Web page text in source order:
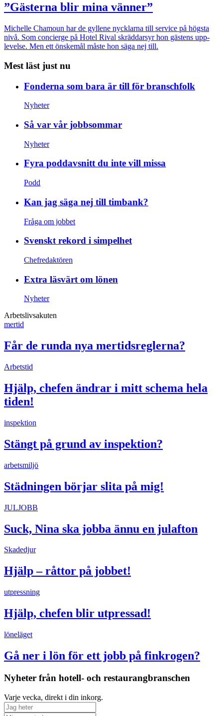
”Gästerna blir mina vänner”
Michelle Chamoun har de gyllene nycklarna till service på högsta
nivå. Som concierge på Hotel Rival skräddarsyr hon gästens upp­
levelse. Men ett önskemål måste hon säga nej till.
Mest läst just nu
Fonderna som bara är till för branschfolk
Nyheter
Så var vår jobbsommar
Nyheter
Fyra poddavsnitt du inte vill missa
Podd
Kan jag säga nej till timbank?
Fråga om jobbet
Svenskt rekord i simpelhet
Chefredaktören
Extra läsvärt om lönen
Nyheter
Arbetslivsakuten
mertid
Får de runda nya mertidsreglerna?
Arbetstid
Hjälp, chefen ändrar i mitt schema hela
tiden!
inspektion
Stängt på grund av inspektion?
arbetsmiljö
Städningen börjar slita på mig!
JULJOBB
Suck, Nina ska jobba ännu en julafton
Skadedjur
Hjälp – råttor på jobbet!
utpressning
Hjälp, chefen blir utpressad!
löneläget
Gå ner i lön för ett jobb på finkrogen?
Nyheter från hotell- och restaurangbranschen
Varje vecka, direkt i din inkorg.